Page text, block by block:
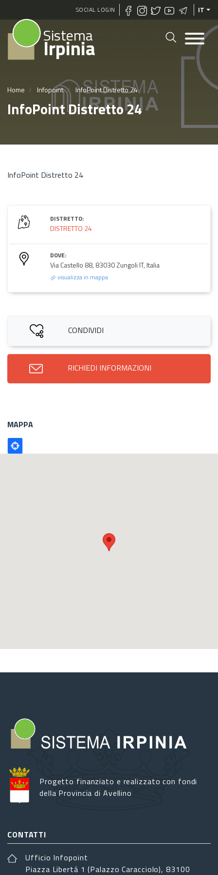
Salta
al
SOCIAL LOGIN IT
Sistema
Irpinia
Home Infopoint InfoPoint Distretto 24
InfoPoint Distretto 24
InfoPoint Distretto 24
DISTRETTO:
DISTRETTO 24
DOVE:
Via Castello 88, 83030 Zungoli IT, Italia
visualizza in mappa
CONDIVIDI
RICHIEDI INFORMAZIONI
MAPPA
Progetto finanziato e realizzato con fondi
della Provincia di Avellino
CONTATTI
Ufficio Infopoint
Piazza Libertá 1 (Palazzo Caracciolo), 83100